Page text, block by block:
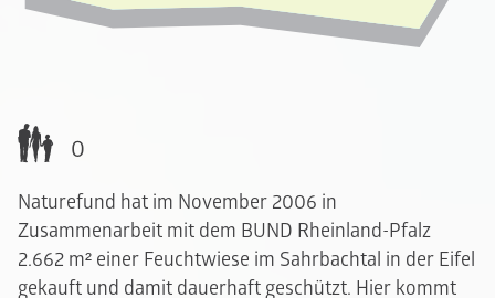
Naturefund hat im November 2006 in
Zusammenarbeit mit dem BUND Rheinland-Pfalz
2.662 m² einer Feuchtwiese im Sahrbachtal in der Eifel
gekauft und damit dauerhaft geschützt. Hier kommt
0